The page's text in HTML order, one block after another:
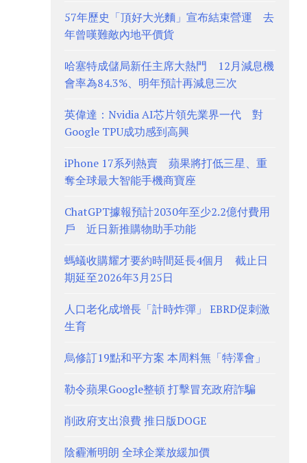
57年歷史「頂好大光麵」宣布結束營運 去
年曾嘆難敵內地平價貨
哈塞特成儲局新任主席大熱門 12月減息機
會率為84.3%、明年預計再減息三次
英偉達：Nvidia AI芯片領先業界一代 對
Google TPU成功感到高興
iPhone 17系列熱賣 蘋果將打低三星、重
奪全球最大智能手機商寶座
ChatGPT據報預計2030年至少2.2億付費用
戶 近日新推購物助手功能
螞蟻收購耀才要約時間延長4個月 截止日
期延至2026年3月25日
人口老化成增長「計時炸彈」 EBRD促刺激
生育
烏修訂19點和平方案 本周料無「特澤會」
勒令蘋果Google整頓 打擊冒充政府詐騙
削政府支出浪費 推日版DOGE
陰霾漸明朗 全球企業放緩加價